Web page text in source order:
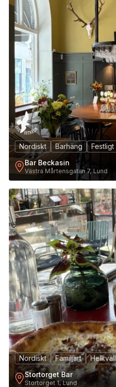
Nordiskt Barhäng
Festligt
Bar Beckasin
Västra Mårtensgatan 7, Lund
Nordiskt Familjärt
Helkväll
Stortorget Bar
Stortorget 1, Lund